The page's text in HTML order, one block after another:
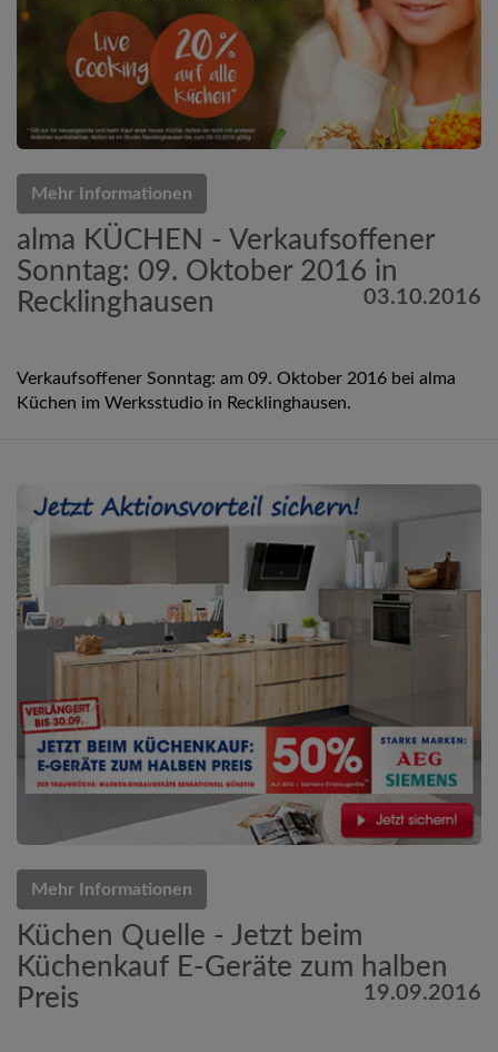
Mehr Informationen
alma KÜCHEN - Verkaufsoffener
Sonntag: 09. Oktober 2016 in
Recklinghausen
03.10.2016
Verkaufsoffener Sonntag: am 09. Oktober 2016 bei alma
Küchen im Werksstudio in Recklinghausen.
Mehr Informationen
Küchen Quelle - Jetzt beim
Küchenkauf E-Geräte zum halben
Preis
19.09.2016